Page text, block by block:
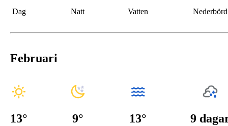
Dag Natt Vatten Nederbörd
Februari
13° 9° 13° 9